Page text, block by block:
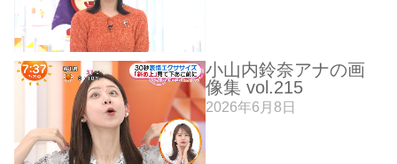
小山内鈴奈アナの画
像集 vol.215
2026年6月8日